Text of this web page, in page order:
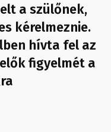
a szülőnek,
kérelmeznie.
hívta fel az
figyelmét a